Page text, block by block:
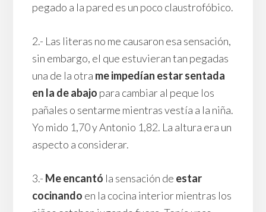
pegado a la pared es un poco claustrofóbico.
2.- Las literas no me causaron esa sensación,
sin embargo, el que estuvieran tan pegadas
una de la otra me impedían estar sentada
en la de abajo para cambiar al peque los
pañales o sentarme mientras vestía a la niña.
Yo mido 1,70 y Antonio 1,82. La altura era un
aspecto a considerar.
3.- Me encantó la sensación de estar
cocinando en la cocina interior mientras los